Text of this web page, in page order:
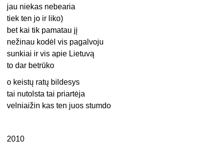
jau niekas nebearia
tiek ten jo ir liko)
bet kai tik pamatau jį
nežinau kodėl vis pagalvoju
sunkiai ir vis apie Lietuvą
to dar betrūko
o keistų ratų bildesys
tai nutolsta tai priartėja
velniaižin kas ten juos stumdo
2010